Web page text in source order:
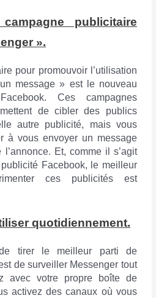
publicitaire
».
pour promouvoir l’utilisation
message » est le nouveau
Ces campagnes
de cibler des publics
autre publicité, mais vous
à vous envoyer un message
Et, comme il s’agit
Facebook, le meilleur
ces publicités est
quotidiennement.
tirer le meilleur parti de
de surveiller Messenger tout
avec votre propre boîte de
activez des canaux où vous